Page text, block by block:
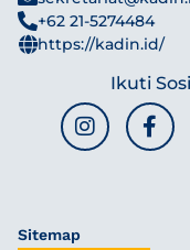
+62 21-5274484
https://kadin.id/
Ikuti
Sitemap